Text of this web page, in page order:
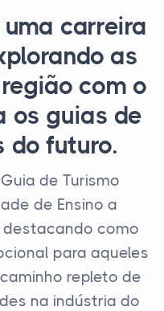
uma carreira
as
com o
os guias de
do futuro.
de Turismo
de Ensino a
destacando como
para aqueles
repleto de
na indústria do